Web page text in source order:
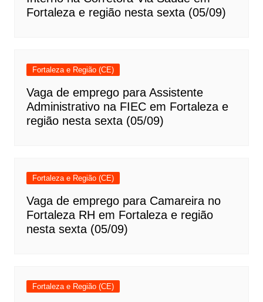
Fortaleza e região nesta sexta (05/09)
Fortaleza e Região (CE)
Vaga de emprego para Assistente
Administrativo na FIEC em Fortaleza e
região nesta sexta (05/09)
Fortaleza e Região (CE)
Vaga de emprego para Camareira no
Fortaleza RH em Fortaleza e região
nesta sexta (05/09)
Fortaleza e Região (CE)